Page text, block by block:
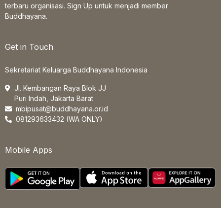
terbaru organisasi. Sign Up untuk menjadi member
Buddhayana.
Get in Touch
Sekretariat Keluarga Buddhayana Indonesia
Jl. Kembangan Raya Blok JJ
Puri Indah, Jakarta Barat
mbipusat@buddhayana.or.id
081293633432 (WA ONLY)
Mobile Apps